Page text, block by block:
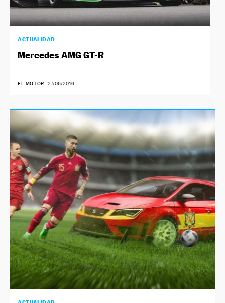
ACTUALIDAD
Mercedes AMG GT-R
EL MOTOR | 27/06/2016